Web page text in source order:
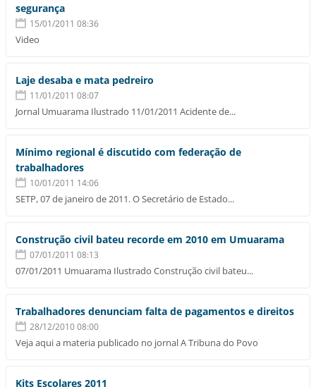
segurança
15/01/2011 08:36
Video
Laje desaba e mata pedreiro
11/01/2011 08:07
Jornal Umuarama Ilustrado 11/01/2011 Acidente de...
Mínimo regional é discutido com federação de
trabalhadores
10/01/2011 14:06
SETP, 07 de janeiro de 2011. O Secretário de Estado...
Construção civil bateu recorde em 2010 em Umuarama
07/01/2011 08:13
07/01/2011 Umuarama Ilustrado Construção civil bateu...
Trabalhadores denunciam falta de pagamentos e direitos
28/12/2010 08:00
Veja aqui a materia publicado no jornal A Tribuna do Povo
Kits Escolares 2011